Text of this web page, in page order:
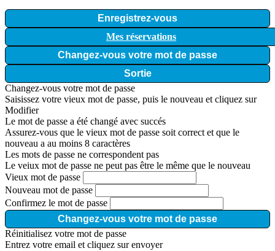
Enregistrez-vous
Mes réservations
Changez-vous votre mot de passe
Sortie
Changez-vous votre mot de passe
Saisissez votre vieux mot de passe, puis le nouveau et cliquez sur
Modifier
Le mot de passe a été changé avec succés
Assurez-vous que le vieux mot de passe soit correct et que le
nouveau a au moins 8 caractères
Les mots de passe ne correspondent pas
Le veiux mot de passe ne peut pas être le même que le nouveau
Vieux mot de passe
Nouveau mot de passe
Confirmez le mot de passe
Changez-vous votre mot de passe
Réinitialisez votre mot de passe
Entrez votre email et cliquez sur envoyer